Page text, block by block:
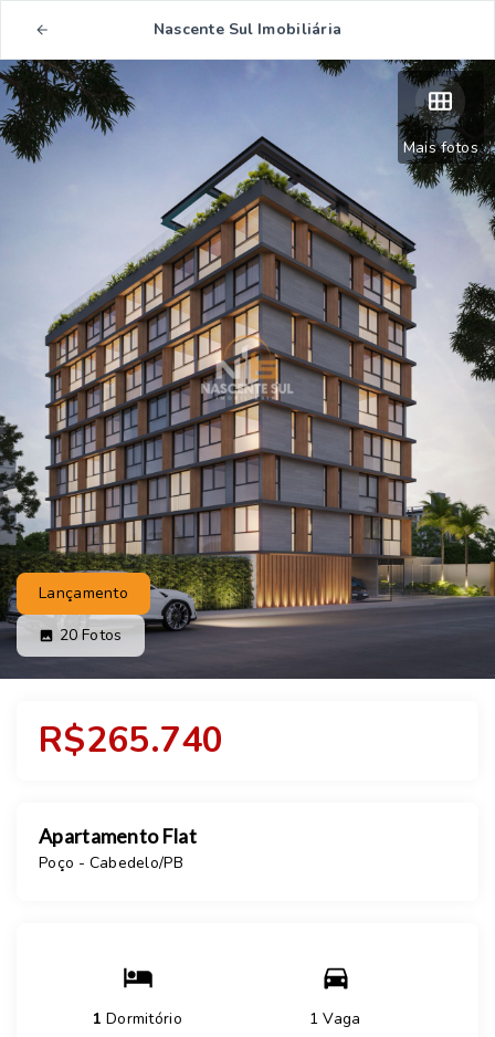
Nascente Sul Imobiliária
Mais fotos
Lançamento
20 Fotos
R$265.740
Apartamento Flat
Poço - Cabedelo/PB
1 Dormitório 1 Vaga